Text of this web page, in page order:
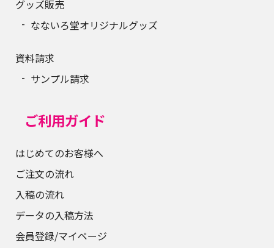
グッズ販売
なないろ堂オリジナルグッズ
資料請求
サンプル請求
ご利用ガイド
はじめてのお客様へ
ご注文の流れ
入稿の流れ
データの入稿方法
会員登録/マイページ